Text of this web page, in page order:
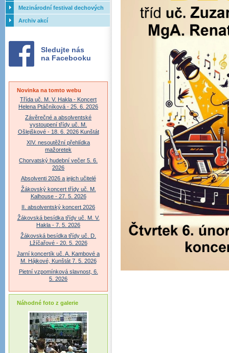
přehlídky dechových orchestrů
ZUŠ - 2017
Mezinárodní festival dechových
orchestrů - Letovice
Archiv akcí
Sledujte nás
na Facebooku
Novinka na tomto webu
Třída uč. M. V. Hakla - Koncert
Helena Ptáčníková - 25. 6. 2026
Závěrečné a absolventské
vystoupení třídy uč. M.
Ošlejškové - 18. 6. 2026 Kunštát
XIV. nesoutěžní přehlídka
mažoretek
Chorvatský hudební večer 5. 6.
2026
Absolventi 2026 a jejich učitelé
Žákovský koncert třídy uč. M.
Kalhouse - 27. 5. 2026
II. absolventský koncert 2026
Žákovská besídka třídy uč. M. V.
Hakla - 7. 5. 2026
Žákovská besídka třídy uč. D.
Lžíčařové - 20. 5. 2026
Jarní koncertík uč. A. Kambové a
M. Hájkové, Kunštát 7. 5. 2026
Pietní vzpomínková slavnost, 6.
5. 2026
Náhodné foto z galerie